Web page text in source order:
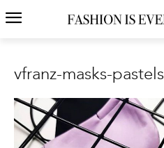
vfranz-masks-pastels